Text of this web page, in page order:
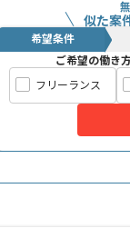
似た案
希望条件
ご希望の働き
フリーランス